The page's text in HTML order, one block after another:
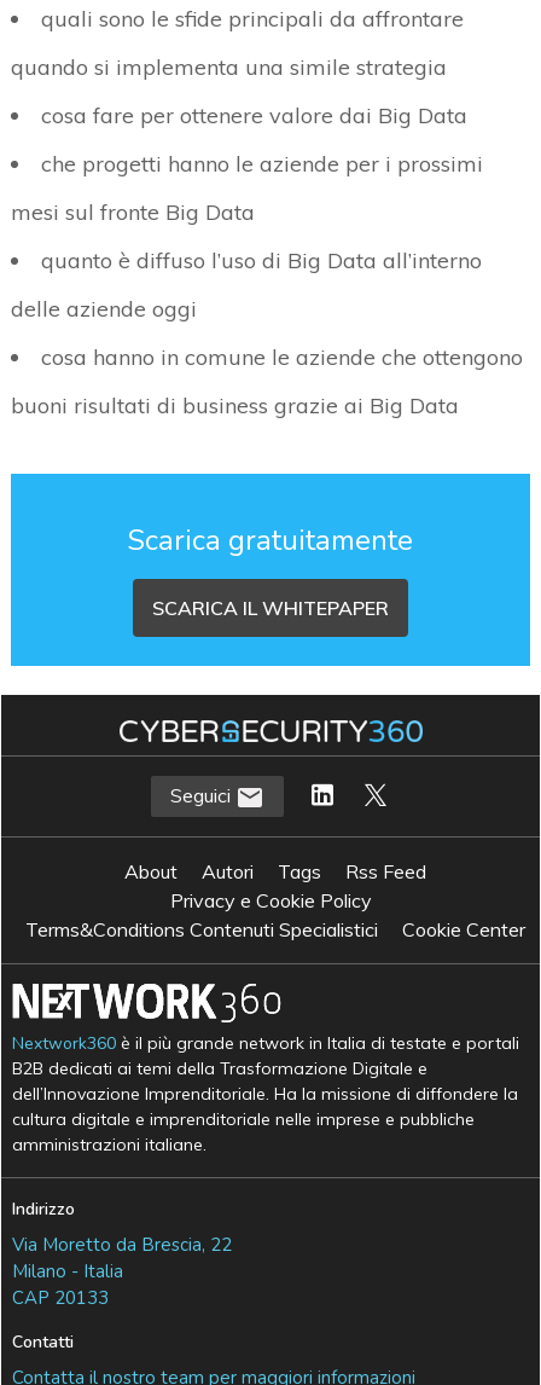
quali sono le sfide principali da affrontare
quando si implementa una simile strategia
cosa fare per ottenere valore dai Big Data
che progetti hanno le aziende per i prossimi
mesi sul fronte Big Data
quanto è diffuso l’uso di Big Data all’interno
delle aziende oggi
cosa hanno in comune le aziende che ottengono
buoni risultati di business grazie ai Big Data
Scarica gratuitamente
SCARICA IL WHITEPAPER
Seguici
About Autori Tags
Rss Feed
Privacy e Cookie Policy
Terms&Conditions Contenuti Specialistici
Cookie Center
Nextwork360 è il più grande network in Italia di testate e portali
B2B dedicati ai temi della Trasformazione Digitale e
dell’Innovazione Imprenditoriale. Ha la missione di diffondere la
cultura digitale e imprenditoriale nelle imprese e pubbliche
amministrazioni italiane.
Indirizzo
Via Moretto da Brescia, 22
Milano - Italia
CAP 20133
Contatti
Contatta il nostro team per maggiori informazioni